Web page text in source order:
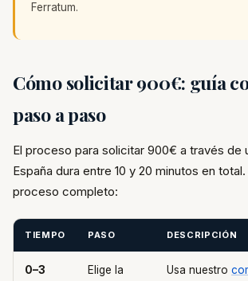
Ferratum.
Cómo solicitar 900€: guía
paso a paso
El proceso para solicitar 900€ a través de
España dura entre 10 y 20 minutos en
proceso completo:
TIEMPO PASO DESCRIPCIÓN
0–3
Elige la
Usa nuestro